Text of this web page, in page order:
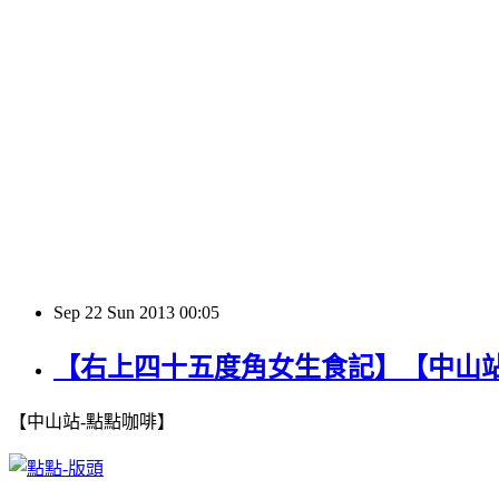
Sep 22 Sun 2013 00:05
【右上四十五度角女生食記】【中山
【中山站-點點咖啡】